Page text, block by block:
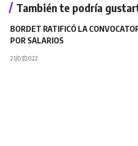
También te podría
BORDET RATIFICÓ LA
POR SALARIOS
21/07/2022